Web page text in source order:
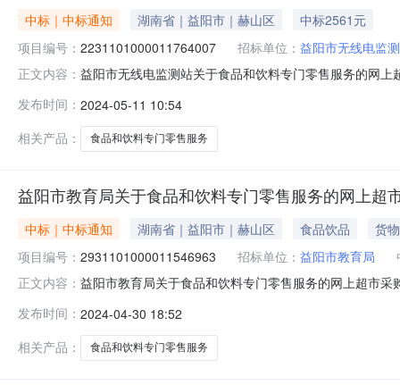
中标｜中标通知 湖南省｜益阳市｜赫山区
中标2561元
项目编号： 2231101000011764007 招标单位： 益阳市无线电监
正文内容： 益阳市无线电监测站关于食品和饮料专门零售服务的网
编码:430999项目所在行政区划名称:益阳市本级报价起
发布时间： 2024-05-11 10:54
相关产品：
食品和饮料专门零售服务
益阳市教育局关于食品和饮料专门零售服务的网上超
中标｜中标通知 湖南省｜益阳市｜赫山区 食品饮品
货物
项目编号： 2931101000011546963 招标单位： 益阳市教育局
正文内容： 益阳市教育局关于食品和饮料专门零售服务的网上超市
项目所在行政区划名称:益阳市本级报价起止时间:-二、
发布时间： 2024-04-30 18:52
相关产品：
食品和饮料专门零售服务